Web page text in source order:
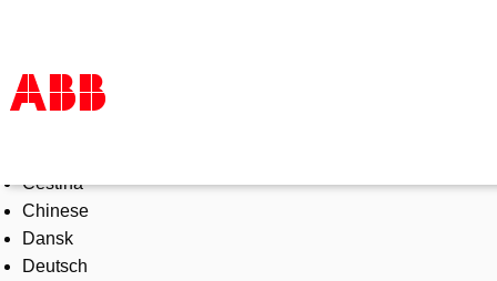
Products & Solutions
Industries
Services
About us
Čeština
Chinese
Dansk
Deutsch